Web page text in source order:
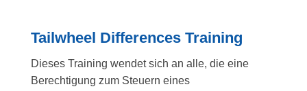
Tailwheel Differences Training
Dieses Training wendet sich an alle, die eine
Berechtigung zum Steuern eines